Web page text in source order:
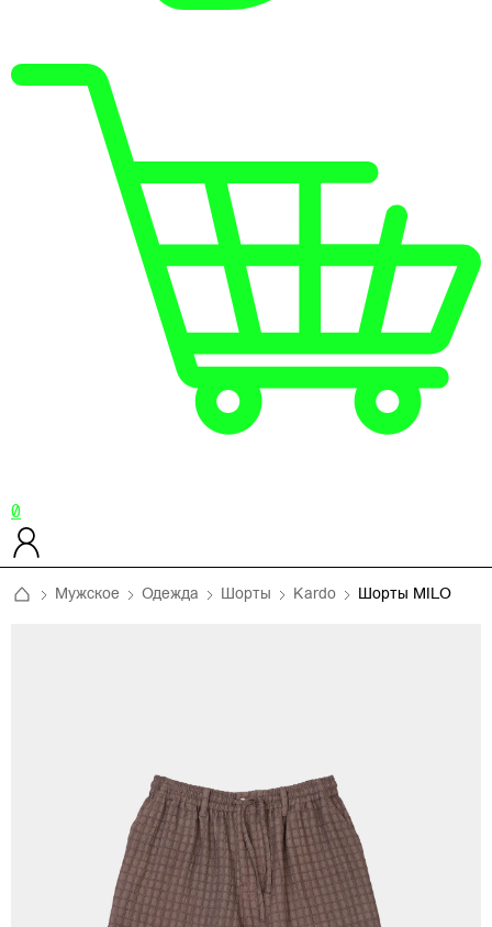
0
Мужское Одежда Шорты Kardo Шорты MILO